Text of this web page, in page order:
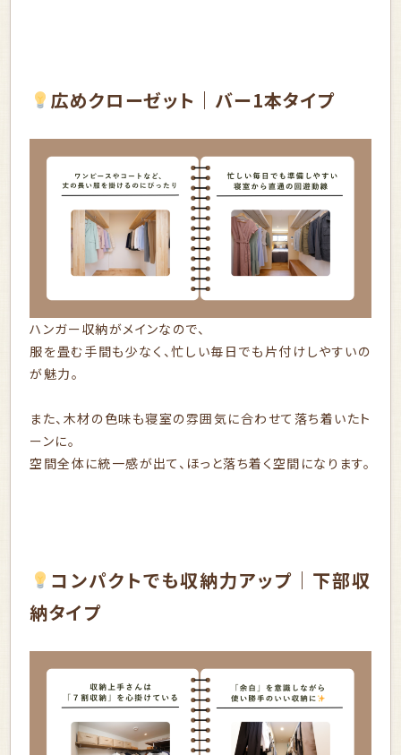
広めクローゼット｜バー1本タイプ
ハンガー収納がメインなので、
服を畳む手間も少なく、忙しい毎日でも片付けしやすいの
が魅力。
また、木材の色味も寝室の雰囲気に合わせて落ち着いたト
ーンに。
空間全体に統一感が出て、ほっと落ち着く空間になります。
コンパクトでも収納力アップ｜下部収
納タイプ